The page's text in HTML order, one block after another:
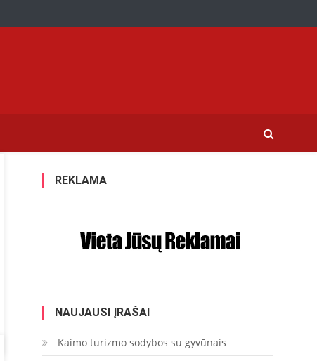
REKLAMA
NAUJAUSI ĮRAŠAI
Kaimo turizmo sodybos su gyvūnais